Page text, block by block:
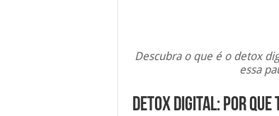
Descubra o que é o detox
essa
Detox Digital: por